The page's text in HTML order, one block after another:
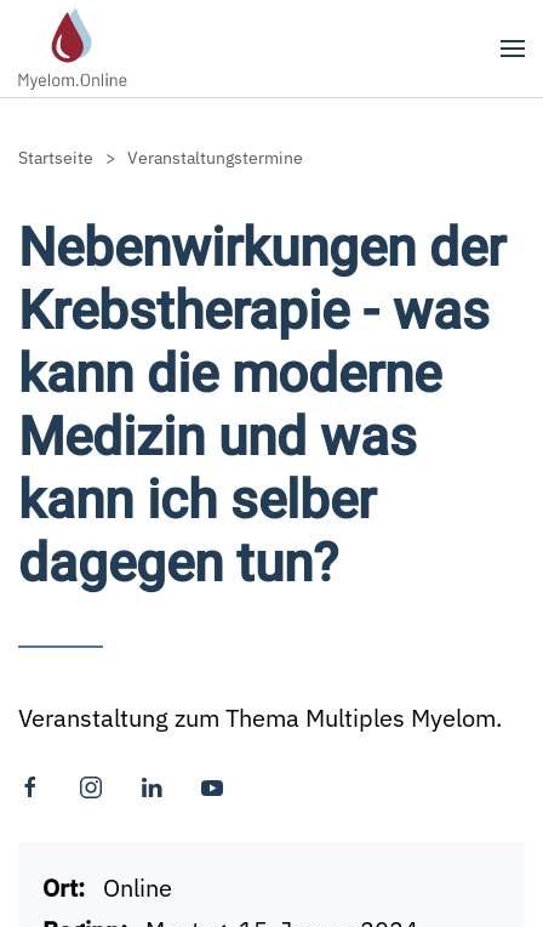
Zum Hauptinhalt springen
Startseite Veranstaltungstermine
Nebenwirkungen der
Krebstherapie - was
kann die moderne
Medizin und was
kann ich selber
dagegen tun?
Veranstaltung zum Thema Multiples Myelom.
Ort: Online